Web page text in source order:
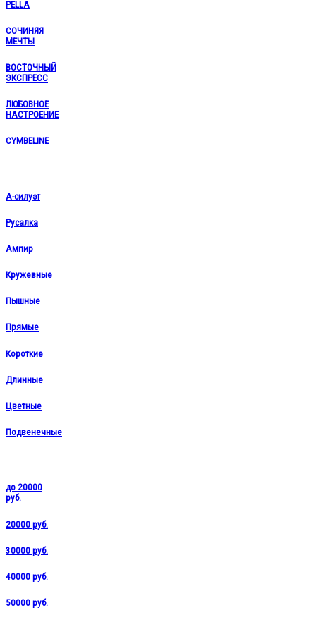
PELLA
СОЧИНЯЯ
МЕЧТЫ
ВОСТОЧНЫЙ
ЭКСПРЕСС
ЛЮБОВНОЕ
НАСТРОЕНИЕ
CYMBELINE
А-силуэт
Русалка
Ампир
Кружевные
Пышные
Прямые
Короткие
Длинные
Цветные
Подвенечные
до 20000
руб.
20000 руб.
30000 руб.
40000 руб.
50000 руб.